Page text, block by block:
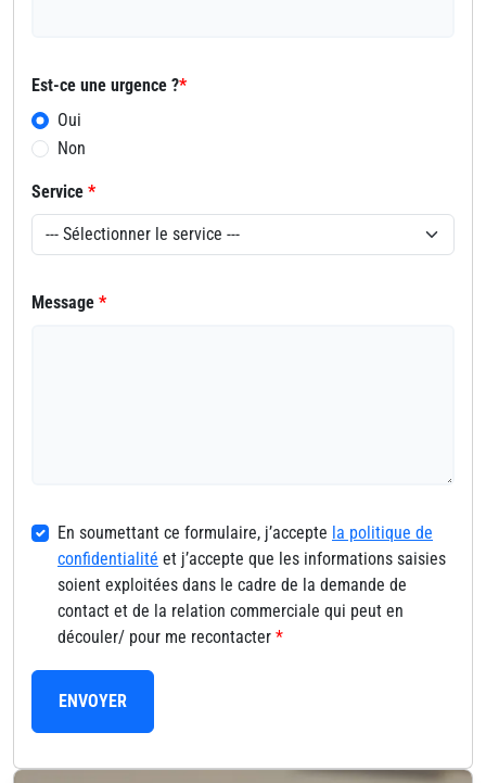
Est-ce une urgence ?*
Oui
Non
Service *
Message *
En soumettant ce formulaire, j’accepte la politique de
confidentialité et j’accepte que les informations saisies
soient exploitées dans le cadre de la demande de
contact et de la relation commerciale qui peut en
découler/ pour me recontacter *
ENVOYER